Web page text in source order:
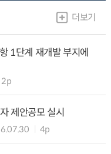
더보기
1단계 재개발 부지에
2p
제안공모 실시
4p